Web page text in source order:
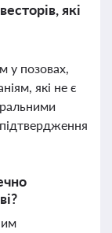
які
у позовах,
які не є